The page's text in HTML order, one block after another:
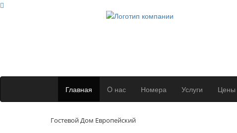
Главная O нас Номера Услуги Цены
Гостевой Дом Европейский